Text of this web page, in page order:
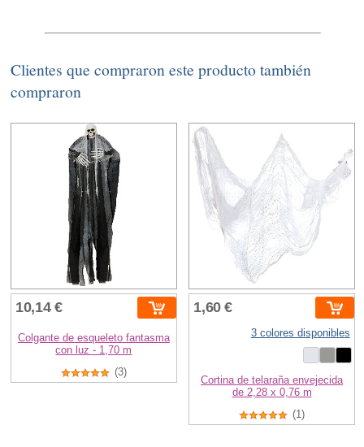
Clientes que compraron este producto también
compraron
10,14 €
Colgante de esqueleto fantasma
con luz - 1,70 m
(3)
1,60 €
3 colores disponibles
Cortina de telaraña envejecida
de 2,28 x 0,76 m
(1)